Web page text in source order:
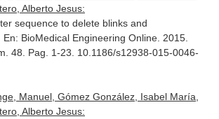
Alberto Jesus:
sequence to delete blinks and
En: BioMedical Engineering Online. 2015.
48. Pag. 1-23. 10.1186/s12938-015-0046-
Manuel, Gómez González, Isabel María,
Alberto Jesus: